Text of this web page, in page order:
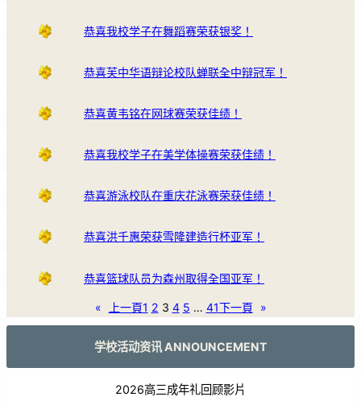
恭喜我校学子在舞蹈赛荣获银奖！
恭喜芙中华语辩论校队蝉联全中辩冠军！
恭喜黄韦铭在网球赛荣获佳绩！
恭喜我校学子在美学体操赛荣获佳绩！
恭喜游泳校队在重庆花泳赛荣获佳绩！
恭喜洪千惠荣获雪隆建造行杯亚军！
恭喜篮球队员为森州取得全国亚军！
« 上一頁1 2 3 4 5 … 41下一頁 »
学校活动资讯 ANNOUNCEMENT
2026高三成年礼回顾影片